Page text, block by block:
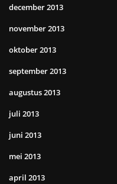
december 2013
november 2013
oktober 2013
september 2013
augustus 2013
juli 2013
juni 2013
mei 2013
april 2013